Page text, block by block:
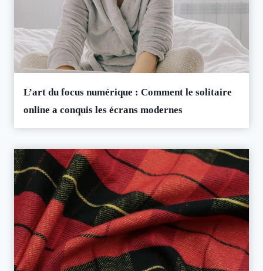
L’art du focus numérique : Comment le solitaire
online a conquis les écrans modernes